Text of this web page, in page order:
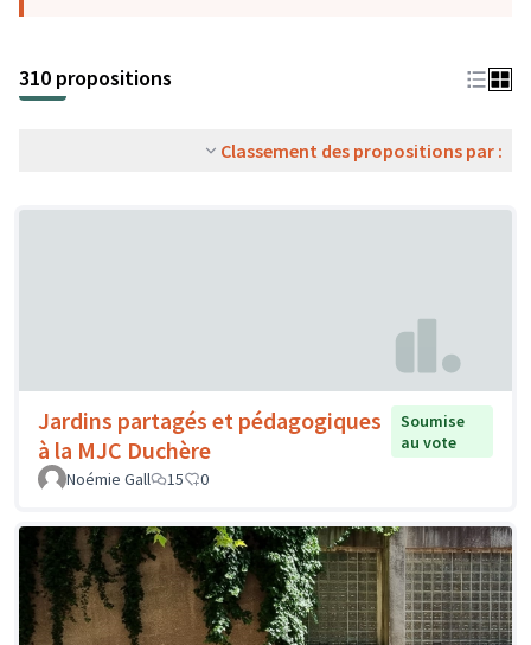
310 propositions
Classement des propositions par :
Jardins partagés et pédagogiques
à la MJC Duchère
Soumise
au vote
Noémie Gall
15 0